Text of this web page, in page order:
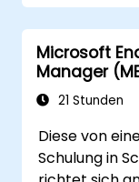
Microsoft
Manager
21 Stunden
Diese von
Schulung in